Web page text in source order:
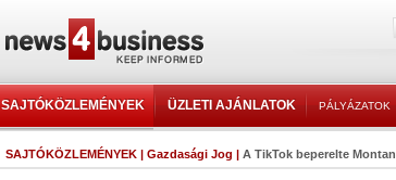
SAJTÓKÖZLEMÉNYEK ÜZLETI AJÁNLATOK PÁLYÁZATOK
SAJTÓKÖZLEMÉNYEK | Gazdasági Jog | A TikTok beperelte